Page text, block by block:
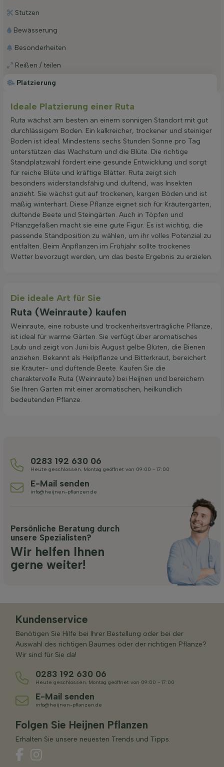
Platzierung
Stutzen
Bewässerung
Besonderheiten
Reißen / teilen
Ideale Platzierung einer Ruta
Ruta wächst am besten an einem sonnigen Standort mit gut
durchlässigem Boden. Ein kalkreicher, trockener und steiniger
Boden ist ideal. Mindestens sechs Stunden Sonne pro Tag
unterstützen das Wachstum und die Blüte. Die richtige
Standplatzwahl fördert eine gesunde Entwicklung und sorgt
für reiche Blüte und kräftige Blätter. Ruta zeigt sich
besonders widerstandsfähig und duftend, was Insekten
anzieht. Sie wächst gut auf trockenen, kargen Böden und ist
mäßig winterhart. Diese Pflanze eignet sich für Kräutergärten,
duftende Beete und Steingärten. Auch in Töpfen und
Pflanzgefäßen macht sie eine gute Figur. Es ist wichtig, die
passende Standposition zu wählen, um ihr volles Potenzial zu
entfalten. Beim Anpflanzen im Frühjahr sollte trockenes
Wetter bevorzugt werden, um das beste Ergebnis zu erzielen.
Die ideale Art für Sie
Ruta (Weinraute) kaufen
Weinraute, eine robuste und trockenheitsverträgliche Pflanze,
ist ideal für warme Gärten. Sie verfügt über aromatisches
Laub und zeigt von Juni bis August gelbe Blüten, die Bienen
anziehen. Bekannt als Heilpflanze und Bitterkraut, bereichert
sie Kräuter- und duftende Beete. Kaufen Sie die
charaktervolle Ruta (Weinraute) bei Heijnen und bereichern
Sie Ihren Garten mit einer aromatischen, heilkundlich
bedeutenden Pflanze.
0283 192 630 06
Heute geschlossen. Montag geöffnet von 09:00 - 17:00
E-Mail senden
info@heijnen-pflanzen.de
Persönliche Beratung durch
unsere Spezialisten?
Wir helfen Ihnen
gerne weiter!
Kundenservice
Benötigen Sie Hilfe bei Ihrer Bestellung oder bei der
Auswahl des richtigen Baumes oder der richtigen Pflanze?
Wir sind für Sie da!
0283 192 630 06
Heute geschlossen. Montag geöffnet von 09:00 - 17:00
E-Mail senden
info@heijnen-pflanzen.de
Folgen Sie Heijnen Pflanzen
Erhalten Sie unsere neuesten Trends und Tipps.